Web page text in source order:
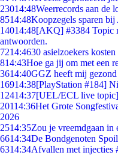
23014:48Weerrecords aan de
8514:48Koopzegels sparen
14014:48[AKQ] #3384 Topic
antwoorden.
7214:4630 asielzoekers
814:43Hoe ga jij om met een
3614:40GGZ heeft mij
16914:38[PlayStation #184]
12414:37[UEL/ECL live
20114:36Het Grote
2026
2514:35Zou je vreemdgaan in
6614:34De Bondgenoten
6314:34Afvallen met injecties